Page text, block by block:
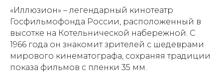
«Иллюзион» – легендарный кинотеатр
Госфильмофонда России, расположенный в
высотке на Котельнической набережной. С
1966 года он знакомит зрителей с шедеврами
мирового кинематографа, сохраняя традиции
показа фильмов с пленки 35 мм.